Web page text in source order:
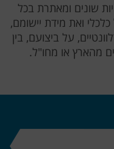
שונים ומאתרת בכל
ואת מידת יישומם,
על ביצועם, בין
מהארץ או מחו"ל.